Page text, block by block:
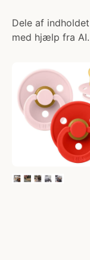
Dele af
med hjælp fra AI.